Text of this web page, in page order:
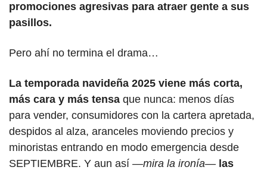
promociones agresivas para atraer gente a sus
pasillos.
Pero ahí no termina el drama…
La temporada navideña 2025 viene más corta,
más cara y más tensa que nunca: menos días
para vender, consumidores con la cartera apretada,
despidos al alza, aranceles moviendo precios y
minoristas entrando en modo emergencia desde
SEPTIEMBRE. Y aun así —mira la ironía— las